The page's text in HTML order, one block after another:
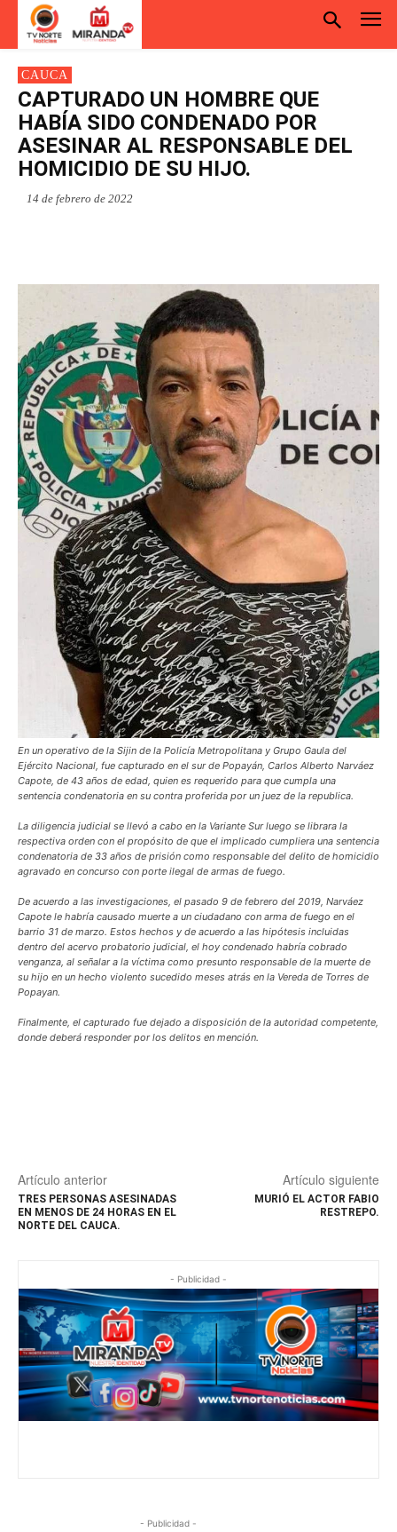
CAUCA
CAPTURADO UN HOMBRE QUE
HABÍA SIDO CONDENADO POR
ASESINAR AL RESPONSABLE DEL
HOMICIDIO DE SU HIJO.
14 de febrero de 2022
En un operativo de la Sijin de la Policía Metropolitana y Grupo Gaula del
Ejército Nacional, fue capturado en el sur de Popayán, Carlos Alberto Narváez
Capote, de 43 años de edad, quien es requerido para que cumpla una
sentencia condenatoria en su contra proferida por un juez de la republica.
La diligencia judicial se llevó a cabo en la Variante Sur luego se librara la
respectiva orden con el propósito de que el implicado cumpliera una sentencia
condenatoria de 33 años de prisión como responsable del delito de homicidio
agravado en concurso con porte ilegal de armas de fuego.
De acuerdo a las investigaciones, el pasado 9 de febrero del 2019, Narváez
Capote le habría causado muerte a un ciudadano con arma de fuego en el
barrio 31 de marzo. Estos hechos y de acuerdo a las hipótesis incluidas
dentro del acervo probatorio judicial, el hoy condenado habría cobrado
venganza, al señalar a la víctima como presunto responsable de la muerte de
su hijo en un hecho violento sucedido meses atrás en la Vereda de Torres de
Popayan.
Finalmente, el capturado fue dejado a disposición de la autoridad competente,
donde deberá responder por los delitos en mención.
Artículo anterior
TRES PERSONAS ASESINADAS
EN MENOS DE 24 HORAS EN EL
NORTE DEL CAUCA.
Artículo siguiente
MURIÓ EL ACTOR FABIO
RESTREPO.
- Publicidad -
- Publicidad -